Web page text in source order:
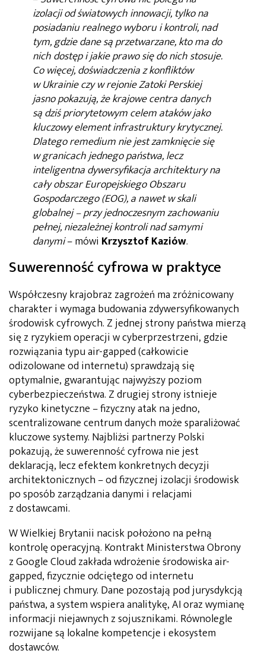
izolacji od światowych innowacji, tylko na
posiadaniu realnego wyboru i kontroli, nad
tym, gdzie dane są przetwarzane, kto ma do
nich dostęp i jakie prawo się do nich stosuje.
Co więcej, doświadczenia z konfliktów
w Ukrainie czy w rejonie Zatoki Perskiej
jasno pokazują, że krajowe centra danych
są dziś priorytetowym celem ataków jako
kluczowy element infrastruktury krytycznej.
Dlatego remedium nie jest zamknięcie się
w granicach jednego państwa, lecz
inteligentna dywersyfikacja architektury na
cały obszar Europejskiego Obszaru
Gospodarczego (EOG), a nawet w skali
globalnej – przy jednoczesnym zachowaniu
pełnej, niezależnej kontroli nad samymi
danymi– mówi Krzysztof Kaziów.
Suwerenność cyfrowa w praktyce
Współczesny krajobraz zagrożeń ma zróżnicowany
charakter i wymaga budowania zdywersyfikowanych
środowisk cyfrowych. Z jednej strony państwa mierzą
się z ryzykiem operacji w cyberprzestrzeni, gdzie
rozwiązania typu air-gapped (całkowicie
odizolowane od internetu) sprawdzają się
optymalnie, gwarantując najwyższy poziom
cyberbezpieczeństwa. Z drugiej strony istnieje
ryzyko kinetyczne – fizyczny atak na jedno,
scentralizowane centrum danych może sparaliżować
kluczowe systemy. Najbliżsi partnerzy Polski
pokazują, że suwerenność cyfrowa nie jest
deklaracją, lecz efektem konkretnych decyzji
architektonicznych – od fizycznej izolacji środowisk
po sposób zarządzania danymi i relacjami
z dostawcami.
W Wielkiej Brytanii nacisk położono na pełną
kontrolę operacyjną. Kontrakt Ministerstwa Obrony
z Google Cloud zakłada wdrożenie środowiska air-
gapped, fizycznie odciętego od internetu
i publicznej chmury. Dane pozostają pod jurysdykcją
państwa, a system wspiera analitykę, AI oraz wymianę
informacji niejawnych z sojusznikami. Równolegle
rozwijane są lokalne kompetencje i ekosystem
dostawców.